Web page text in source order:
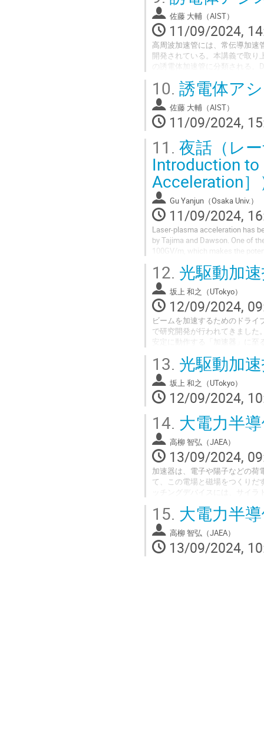
佐藤 大輔（AIST）
11/09/2024,
高周波加速管には、常伝導加速
開発されている。本講義で取り
の誘電体加速管に分類される
速に利用することで金属管表
ャントインピーダンスを実現す
本講義では、誘電体加速管開発
する。
10. 誘電体ア
佐藤 大輔（AIST）
11/09/2024,
11. 夜話（レ
Introduction to
Acceleration
Gu Yanjun（Osaka Univ.）
11/09/2024,
Laser-plasma acceleration has
by Tajima and Dawson. One of
100GV/m, which makes the
12. 光駆動加
坂上 和之（UTokyo）
12/09/2024,
ビームを加速するためのドラ
で研究開発が行われてきました
安定に動作する「加速器」に至
方が安価になる時代が来るので
本講義では、ドライブ源とし
した光駆動加速の現状や課題に
13. 光駆動加
坂上 和之（UTokyo）
12/09/2024,
14. 大電力半
高柳 智弘（JAEA）
13/09/2024,
加速器は、電子や陽子などの荷
て、この電場と磁場をつくりだ
ッチングデバイスには、サイ
体や冷却システムの小型化・
本講義では、新しいデバイス
15. 大電力半
高柳 智弘（JAEA）
13/09/2024,